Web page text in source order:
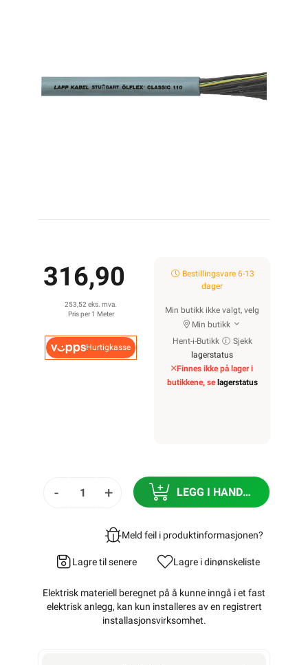
316,90
253,52 eks. mva.
Pris per 1 Meter
Hurtigkasse
Bestillingsvare 6-13
dager
Min butikk ikke valgt, velg
Min butikk
Hent-i-Butikk
Sjekk
lagerstatus
Finnes ikke på lager i
butikkene, se lagerstatus
- + LEGG I HANDLEKURV
Meld feil i produktinformasjonen?
Lagre til senere Lagre i dinønskeliste
Elektrisk materiell beregnet på å kunne inngå i et fast
elektrisk anlegg, kan kun installeres av en registrert
installasjonsvirksomhet.